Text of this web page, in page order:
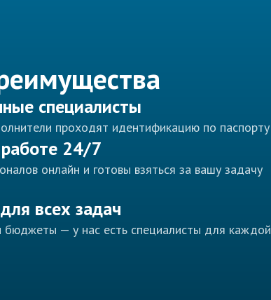
специалисты
проходят идентификацию по паспорту
24/7
онлайн и готовы взяться за вашу задачу
всех задач
— у нас есть специалисты для каждой